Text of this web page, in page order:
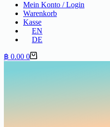
Mein Konto / Login
Warenkorb
Kasse
EN
DE
Warenkorb
฿ 0.00 0